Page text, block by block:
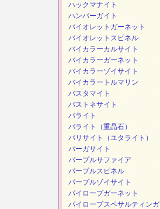
ハックマナイト
ハンバーガイト
バイオレットガーネット
バイオレットスピネル
バイカラーカルサイト
バイカラーガーネット
バイカラーゾイサイト
バイカラートルマリン
バスタマイト
バストネサイト
バライト
バライト（重晶石）
バリサイト（ユタライト）
パーガサイト
パープルサファイア
パープルスピネル
パープルゾイサイト
パイロープガーネット
パイロープスペサルティンガ